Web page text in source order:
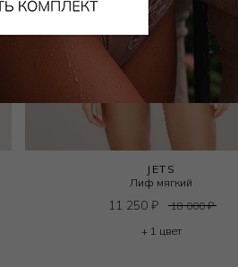
JETS
Лиф мягкий
11 250₽ 18 000₽
+ 1 цвет